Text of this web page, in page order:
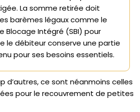
La somme retirée doit
barèmes légaux comme le
Blocage Intégré (SBI) pour
le débiteur conserve une partie
pour ses besoins essentiels.
d’autres, ce sont néanmoins celles
pour le recouvrement de petites